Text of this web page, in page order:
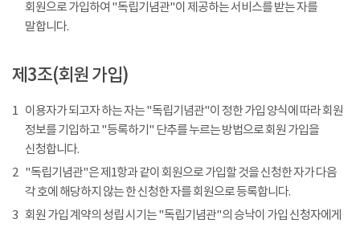
회원으로 가입하여 "독립기념관"이 제공하는 서비스를 받는 자를
말합니다.
제3조(회원 가입)
1 이용자가 되고자 하는 자는 "독립기념관"이 정한 가입 양식에 따라 회원
정보를 기입하고 "등록하기" 단추를 누르는 방법으로 회원 가입을
신청합니다.
2 "독립기념관"은 제1항과 같이 회원으로 가입할 것을 신청한 자가 다음
각 호에 해당하지 않는 한 신청한 자를 회원으로 등록합니다.
3 회원 가입 계약의 성립 시기는 "독립기념관"의 승낙이 가입 신청자에게